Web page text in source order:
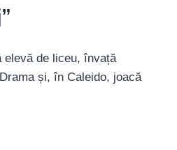
elevă de liceu, învață
și, în Caleido, joacă